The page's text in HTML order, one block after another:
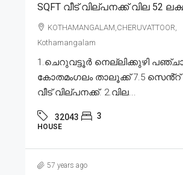
SQFT വീട് വില്പനക്ക് വില 52
KOTHAMANGALAM,CHERUVATTOOR,
Kothamangalam
1.ചെറുവട്ടൂർ നെല്ലിക്കുഴി
കോതമംഗലം താലൂക്ക് 7.5 സെൻ്റ്
വീട് വില്പനക്ക്. 2.വില...
32043 3
HOUSE
57 years ago